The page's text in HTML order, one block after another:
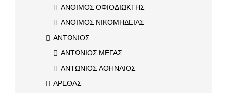
ΑΝΘΙΜΟΣ ΟΦΙΟΔΙΩΚΤΗΣ
ΑΝΘΙΜΟΣ ΝΙΚΟΜΗΔΕΙΑΣ
ΑΝΤΩΝΙΟΣ
ΑΝΤΩΝΙΟΣ ΜΕΓΑΣ
ΑΝΤΩΝΙΟΣ ΑΘΗΝΑΙΟΣ
ΑΡΕΘΑΣ